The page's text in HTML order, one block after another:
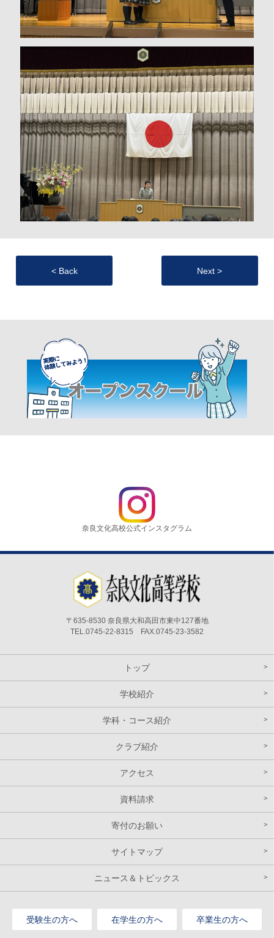
< Back Next >
奈良文化高校公式インスタグラム
〒635-8530 奈良県大和高田市東中127番地
TEL.0745-22-8315 FAX.0745-23-3582
トップ
学校紹介
学科・コース紹介
クラブ紹介
アクセス
資料請求
寄付のお願い
サイトマップ
ニュース＆トピックス
受験生の方へ 在学生の方へ 卒業生の方へ